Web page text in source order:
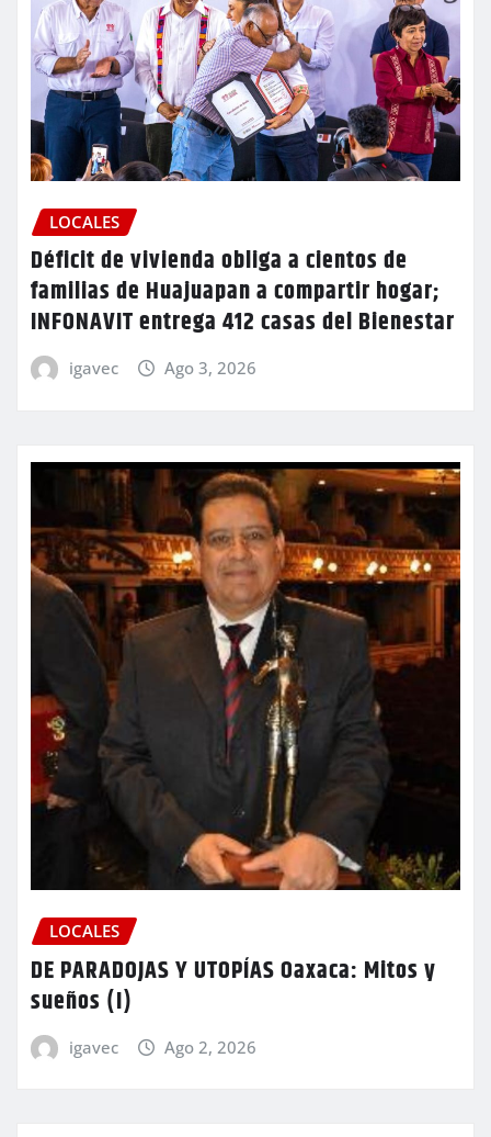
LOCALES
Déficit de vivienda obliga a cientos de
familias de Huajuapan a compartir hogar;
INFONAVIT entrega 412 casas del Bienestar
igavec Ago 3, 2026
LOCALES
DE PARADOJAS Y UTOPÍAS Oaxaca: Mitos y
sueños (I)
igavec Ago 2, 2026